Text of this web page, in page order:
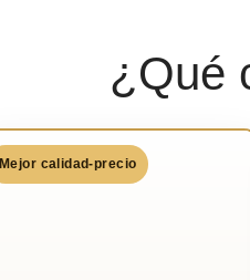
¿Qué
Mejor calidad-precio